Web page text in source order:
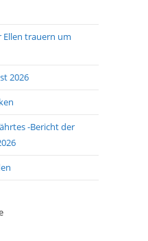
Ellen trauern um
2026
-Bericht der